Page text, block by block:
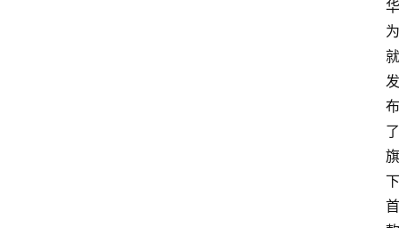
华
为
就
发
布
了
旗
下
首